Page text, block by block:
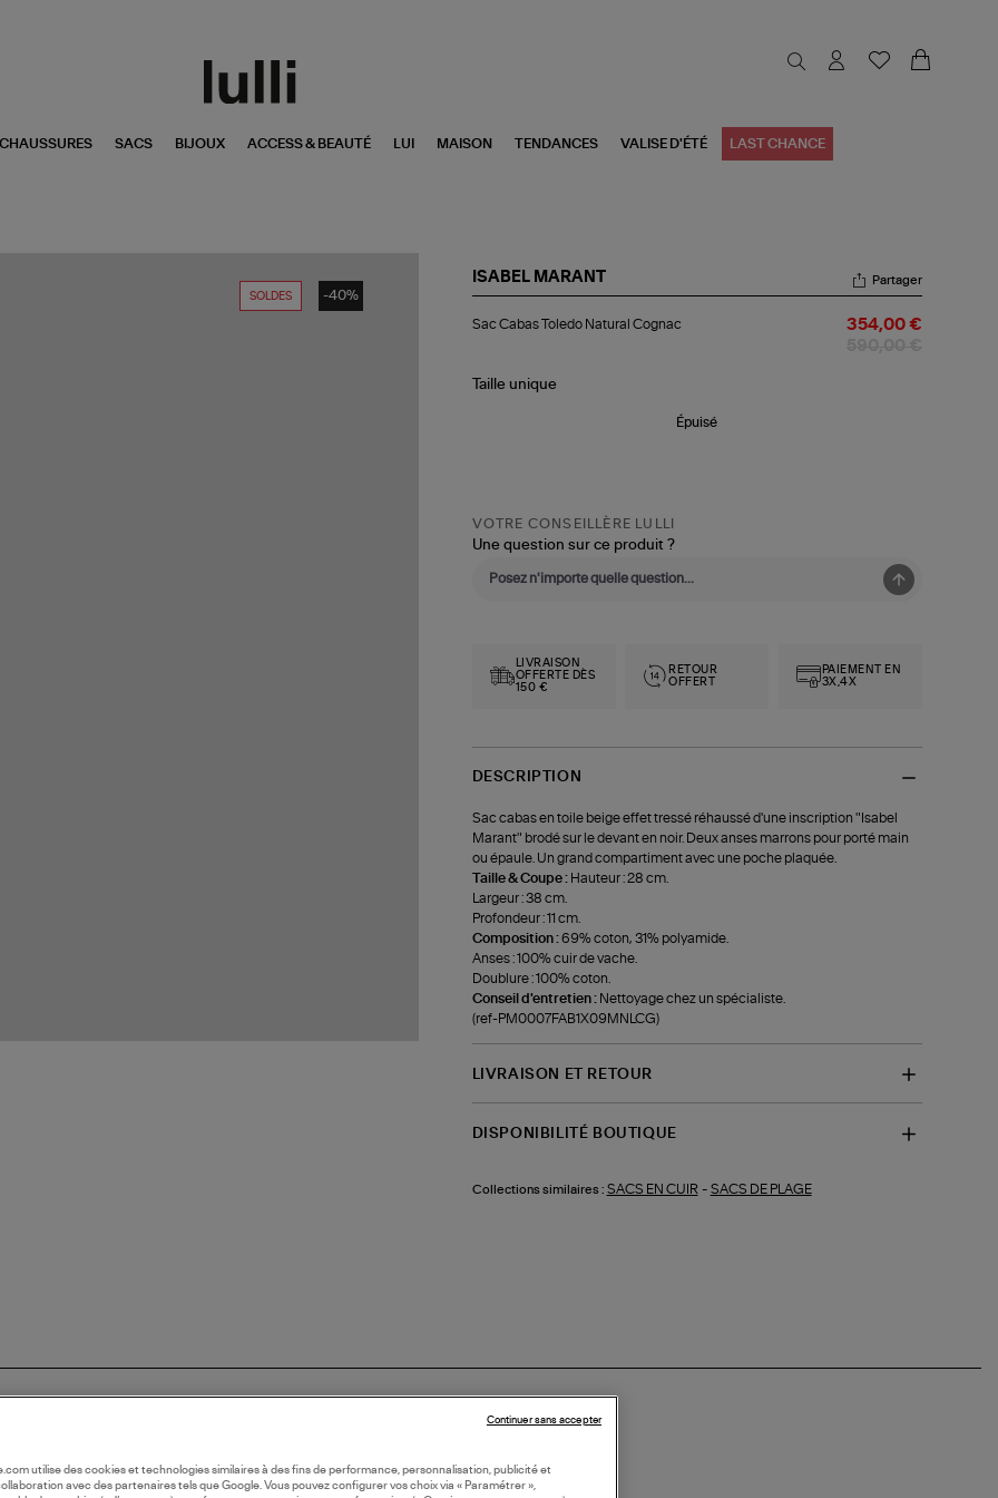
CHAUSSURES SACS BIJOUX ACCESS & BEAUTÉ LUI MAISON TENDANCES VALISE D'ÉTÉ LAST CHANCE
SOLDES -40%
ISABEL MARANT
Cabas
Cognac
Partager
Sac Cabas Toledo Natural Cognac 354,00 €
Taille unique
Épuisé
VOTRE CONSEILLÈRE LULLI
Une question sur ce produit ?
LIVRAISON
OFFERTE DÈS
150 €
RETOUR
OFFERT
PAIEMENT EN
3X,4X
DESCRIPTION
Sac cabas en toile beige effet tressé réhaussé d'une inscription "Isabel
Marant" brodé sur le devant en noir. Deux anses marrons pour porté main
ou épaule. Un grand compartiment avec une poche plaquée.
Taille & Coupe : Hauteur : 28 cm.
Largeur : 38 cm.
Profondeur : 11 cm.
Composition :69% coton, 31% polyamide.
Anses : 100% cuir de vache.
Doublure : 100% coton.
Conseil d'entretien : Nettoyage chez un spécialiste.
(ref-PM0007FAB1X09MNLCG)
LIVRAISON ET RETOUR
DISPONIBILITÉ BOUTIQUE
Collections similaires : SACS EN CUIR - SACS DE PLAGE
utilise des cookies et technologies similaires à des fins de performance, personnalisation, publicité et
avec des partenaires tels que Google. Vous pouvez configurer vos choix via « Paramétrer »,
Continuer sans accepter